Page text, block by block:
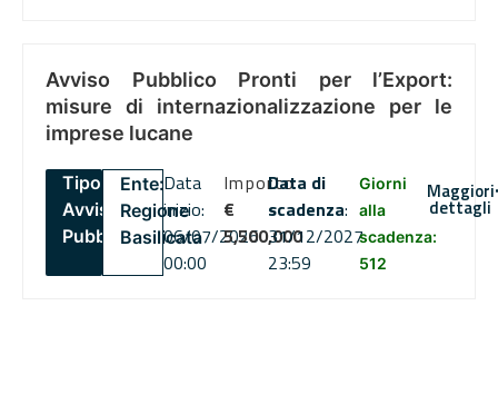
Avviso Pubblico Pronti per l’Export:
misure di internazionalizzazione per le
imprese lucane
Tipo:
Avviso
Pubblico
Ente:
Regione
Basilicata
Data
inizio:
06/07/2026
00:00
Importo
€
5,500,000
Data di
scadenza:
31/12/2027
23:59
Giorni
alla
scadenza:
512
Maggiori
dettagli